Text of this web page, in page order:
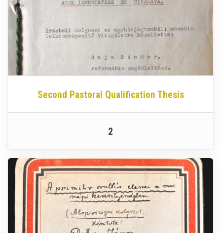
Second Pastoral Qualification Thesis
2